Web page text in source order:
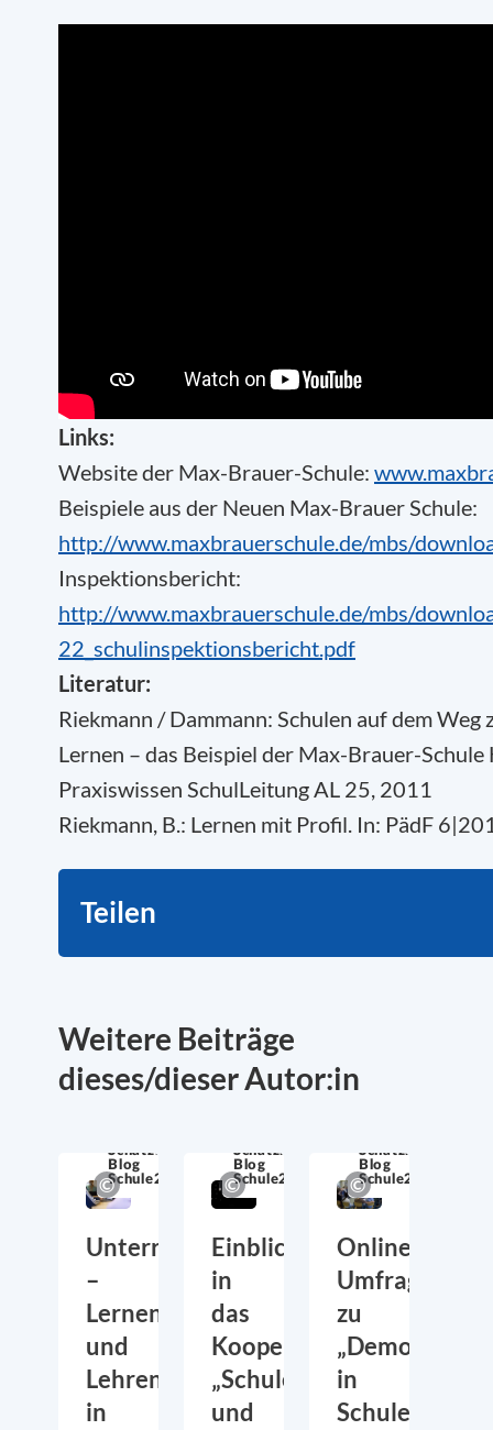
Links:
Website der Max-Brauer-Schule:
Beispiele aus der Neuen Max-Brauer Schule:
http://www.maxbrauerschule.de/mbs/
Inspektionsbericht:
http://www.maxbrauerschule.de/mbs/
22_schulinspektionsbericht.pdf
Literatur:
Riekmann / Dammann: Schulen auf dem
Lernen – das Beispiel der Max-Brauer-Schule
Praxiswissen SchulLeitung AL 25, 2011
Riekmann, B.: Lernen mit Profil. In: PädF
Teilen
Weitere Beiträge
dieses/dieser Autor:in
Schatzkiste
Blog
Schule21
Unterrichtsentwicklung
–
Lernen
und
Lehren
in
Schatzkiste
Blog
Schule21
Einblicke
in
das
Kooperationsprojekt
„Schule
und
Schatzkiste
Blog
Schule21
Online-
Umfrage
zu
in
Schulen“